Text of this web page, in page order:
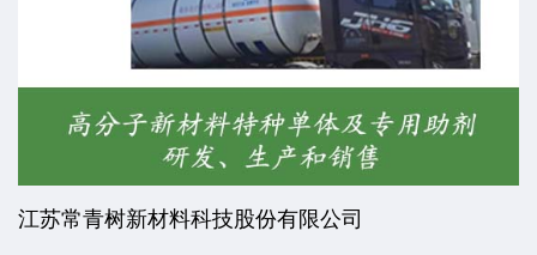
江苏常青树新材料科技股份有限公司